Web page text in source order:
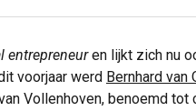
entrepreneuren lijkt zich nu
voorjaar werd Bernhard van
Vollenhoven, benoemd